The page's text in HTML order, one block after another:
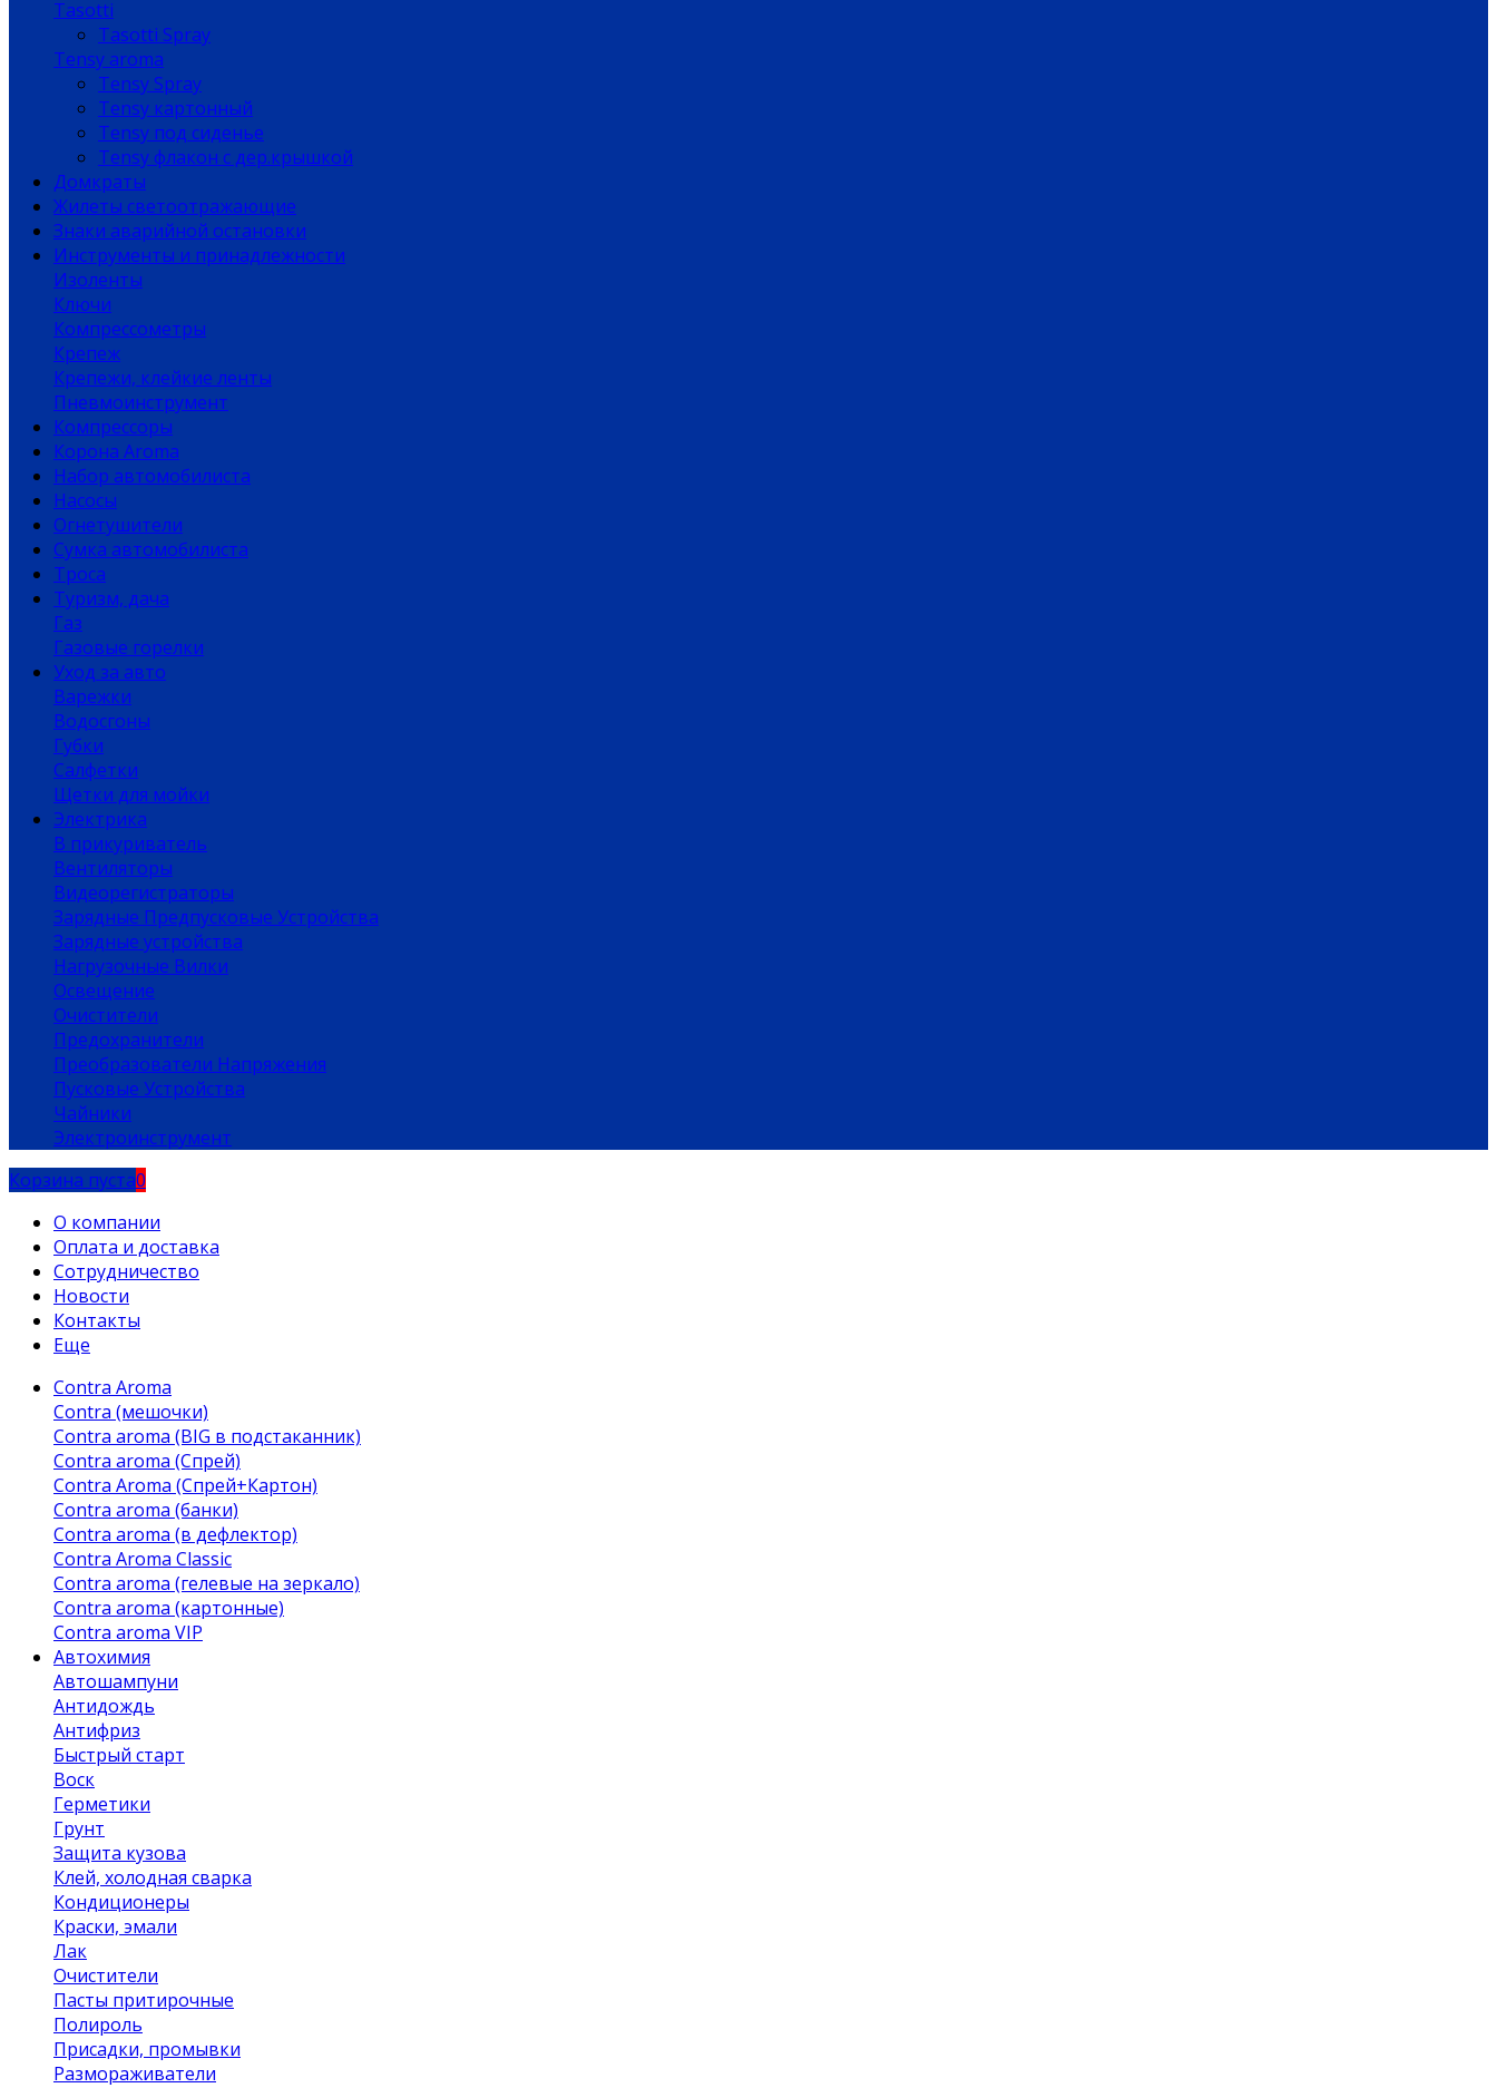
Tasotti
Tasotti Spray
Tensy aroma
Tensy Spray
Tensy картонный
Tensy под сиденье
Tensy флакон с дер.крышкой
Домкраты
Жилеты светоотражающие
Знаки аварийной остановки
Инструменты и принадлежности
Изоленты
Ключи
Компрессометры
Крепеж
Крепежи, клейкие ленты
Пневмоинструмент
Компрессоры
Корона Aroma
Набор автомобилиста
Насосы
Огнетушители
Сумка автомобилиста
Троса
Туризм, дача
Газ
Газовые горелки
Уход за авто
Варежки
Водосгоны
Губки
Салфетки
Щетки для мойки
Электрика
В прикуриватель
Вентиляторы
Видеорегистраторы
Зарядные Предпусковые Устройства
Зарядные устройства
Нагрузочные Вилки
Освещение
Очистители
Предохранители
Преобразователи Напряжения
Пусковые Устройства
Чайники
Электроинструмент
Корзина пуста0
О компании
Оплата и доставка
Сотрудничество
Новости
Контакты
Еще
Contra Aroma
Contra (мешочки)
Contra aroma (BIG в подстаканник)
Contra aroma (Спрей)
Contra Aroma (Спрей+Картон)
Contra aroma (банки)
Contra aroma (в дефлектор)
Contra Aroma Classic
Contra aroma (гелевые на зеркало)
Contra aroma (картонные)
Contra aroma VIP
Автохимия
Автошампуни
Антидождь
Антифриз
Быстрый старт
Воск
Герметики
Грунт
Защита кузова
Клей, холодная сварка
Кондиционеры
Краски, эмали
Лак
Очистители
Пасты притирочные
Полироль
Присадки, промывки
Размораживатели